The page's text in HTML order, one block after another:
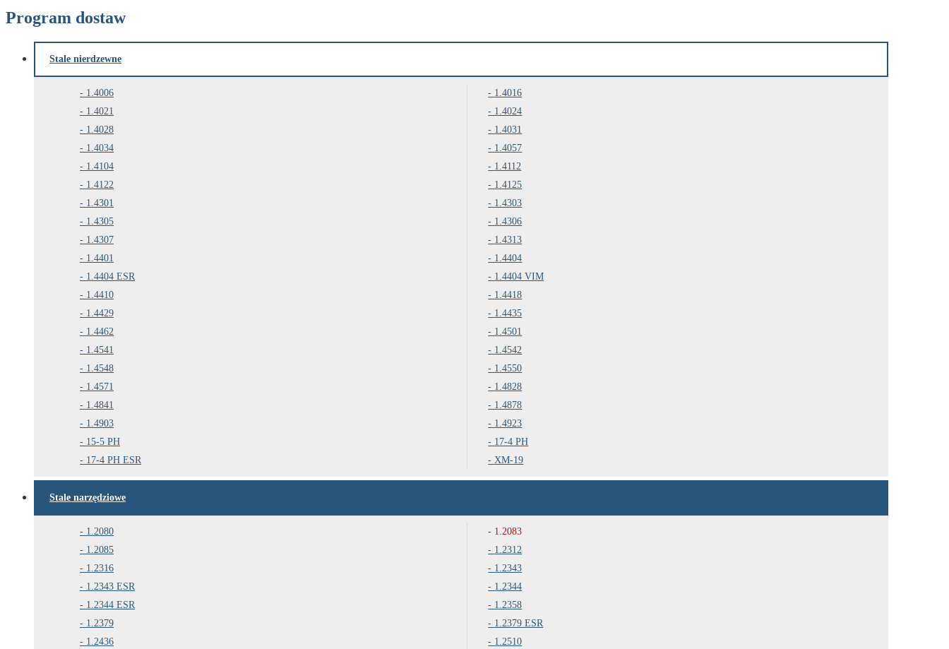
Program dostaw
Stale nierdzewne
1.4006
1.4016
1.4021
1.4024
1.4028
1.4031
1.4034
1.4057
1.4104
1.4112
1.4122
1.4125
1.4301
1.4303
1.4305
1.4306
1.4307
1.4313
1.4401
1.4404
1.4404 ESR
1.4404 VIM
1.4410
1.4418
1.4429
1.4435
1.4462
1.4501
1.4541
1.4542
1.4548
1.4550
1.4571
1.4828
1.4841
1.4878
1.4903
1.4923
15-5 PH
17-4 PH
17-4 PH ESR
XM-19
Stale narzędziowe
1.2080
1.2083
1.2085
1.2312
1.2316
1.2343
1.2343 ESR
1.2344
1.2344 ESR
1.2358
1.2379
1.2379 ESR
1.2436
1.2510